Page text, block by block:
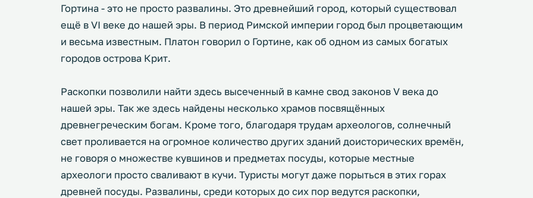
Гортина - это не просто развалины. Это древнейший город, который существовал
ещё в VI веке до нашей эры. В период Римской империи город был процветающим
и весьма известным. Платон говорил о Гортине, как об одном из самых богатых
городов острова Крит.
Раскопки позволили найти здесь высеченный в камне свод законов V века до
нашей эры. Так же здесь найдены несколько храмов посвящённых
древнегреческим богам. Кроме того, благодаря трудам археологов, солнечный
свет проливается на огромное количество других зданий доисторических времён,
не говоря о множестве кувшинов и предметах посуды, которые местные
археологи просто сваливают в кучи. Туристы могут даже порыться в этих горах
древней посуды. Развалины, среди которых до сих пор ведутся раскопки,